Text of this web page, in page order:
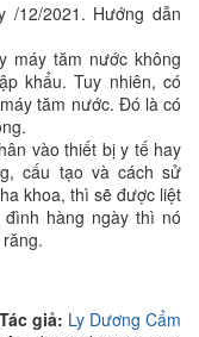
/12/2021. Hướng dẫn
máy tăm nước không
khẩu. Tuy nhiên, có
tăm nước. Đó là có
vào thiết bị y tế hay
cấu tạo và cách sử
khoa, thì sẽ được liệt
hàng ngày thì nó
Tác giả: Ly Dương Cẩm